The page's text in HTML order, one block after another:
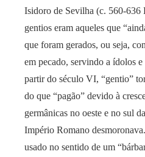
Isidoro de Sevilha (c. 560-636
gentios eram aqueles que
que foram gerados, ou seja,
em pecado, servindo a ídolos
partir do século VI, “gentio”
do que “pagão” devido à
germânicas no oeste e no sul
Império Romano
usado no sentido de um